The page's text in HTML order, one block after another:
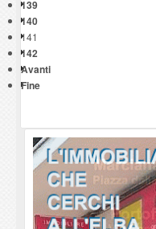
139
140
141
142
Avanti
Fine